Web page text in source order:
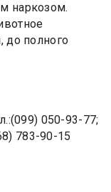
наркозом.
до полного
050-93-77;
783-90-15